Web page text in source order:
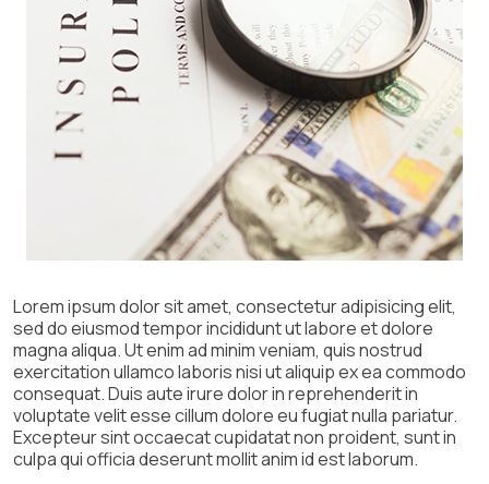
Lorem ipsum dolor sit amet, consectetur adipisicing elit,
sed do eiusmod tempor incididunt ut labore et dolore
magna aliqua. Ut enim ad minim veniam, quis nostrud
exercitation ullamco laboris nisi ut aliquip ex ea commodo
consequat. Duis aute irure dolor in reprehenderit in
voluptate velit esse cillum dolore eu fugiat nulla pariatur.
Excepteur sint occaecat cupidatat non proident, sunt in
culpa qui officia deserunt mollit anim id est laborum.